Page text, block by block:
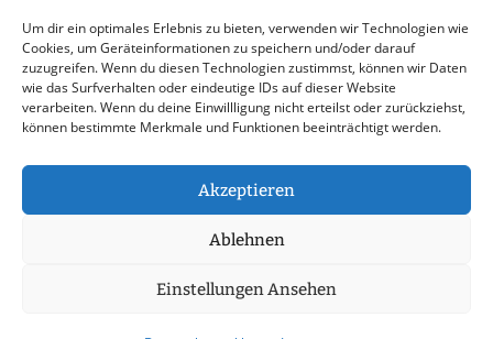
Um dir ein optimales Erlebnis zu bieten, verwenden wir Technologien wie
Cookies, um Geräteinformationen zu speichern und/oder darauf
zuzugreifen. Wenn du diesen Technologien zustimmst, können wir Daten
wie das Surfverhalten oder eindeutige IDs auf dieser Website
verarbeiten. Wenn du deine Einwillligung nicht erteilst oder zurückziehst,
können bestimmte Merkmale und Funktionen beeinträchtigt werden.
Akzeptieren
Ablehnen
Einstellungen Ansehen
AGB
Datenschutzerklärung
Haftungsausschluss
Impressum
Kontakt
© 2026 wiga care - a part of Stemweder Service